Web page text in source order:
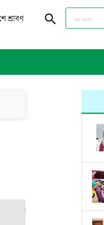
শ্রাবণ
search